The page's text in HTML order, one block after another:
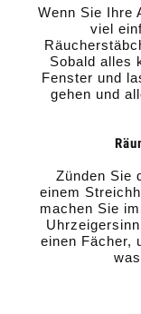
Wenn Sie Ihre
viel
Sobald alles
Fenster und
gehen und
Zünden Sie
einem
machen Sie
einen Fächer,